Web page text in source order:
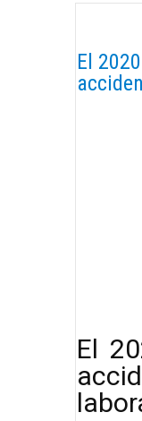
El
El